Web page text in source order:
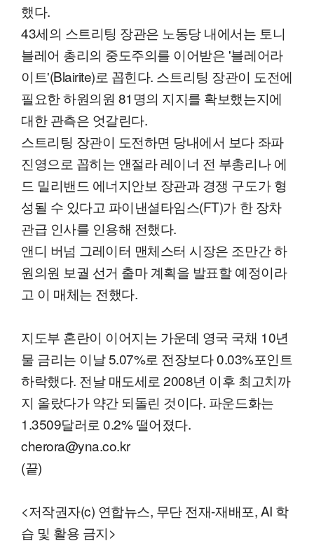
했다.
43세의 스트리팅 장관은 노동당 내에서는 토니
블레어 총리의 중도주의를 이어받은 '블레어라
이트'(Blairite)로 꼽힌다. 스트리팅 장관이 도전에
필요한 하원의원 81명의 지지를 확보했는지에
대한 관측은 엇갈린다.
스트리팅 장관이 도전하면 당내에서 보다 좌파
진영으로 꼽히는 앤절라 레이너 전 부총리나 에
드 밀리밴드 에너지안보 장관과 경쟁 구도가 형
성될 수 있다고 파이낸셜타임스(FT)가 한 장차
관급 인사를 인용해 전했다.
앤디 버넘 그레이터 맨체스터 시장은 조만간 하
원의원 보궐 선거 출마 계획을 발표할 예정이라
고 이 매체는 전했다.
지도부 혼란이 이어지는 가운데 영국 국채 10년
물 금리는 이날 5.07%로 전장보다 0.03%포인트
하락했다. 전날 매도세로 2008년 이후 최고치까
지 올랐다가 약간 되돌린 것이다. 파운드화는
1.3509달러로 0.2% 떨어졌다.
cherora@yna.co.kr
(끝)
<저작권자(c) 연합뉴스, 무단 전재-재배포, AI 학
습 및 활용 금지>